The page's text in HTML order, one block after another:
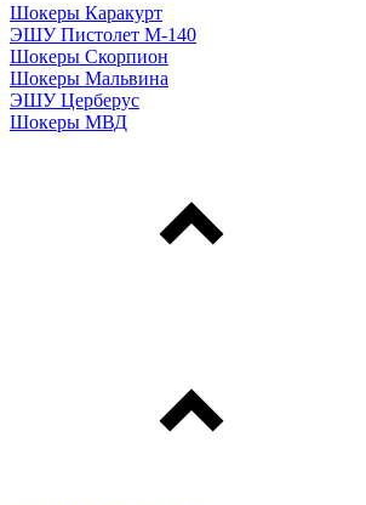
Шокеры Каракурт
ЭШУ Пистолет М-140
Шокеры Скорпион
Шокеры Мальвина
ЭШУ Церберус
Шокеры МВД